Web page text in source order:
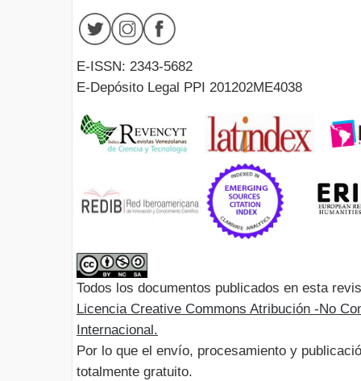
E-ISSN: 2343-5682
E-Depósito Legal PPI 201202ME4038
Todos los documentos publicados en esta
Licencia Creative Commons Atribución -No
Internacional.
Por lo que el envío, procesamiento y
totalmente gratuito.